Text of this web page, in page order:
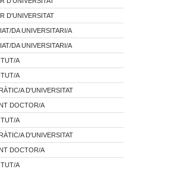
D'UNIVERSITAT
DA UNIVERSITARI/A
DA UNIVERSITARI/A
A
A
A D'UNIVERSITAT
DOCTOR/A
A
A D'UNIVERSITAT
DOCTOR/A
A